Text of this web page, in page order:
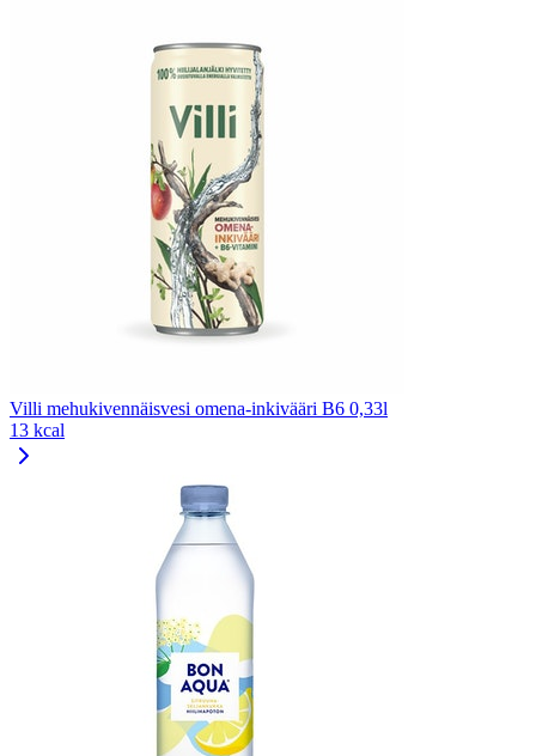
Villi mehukivennäisvesi omena-inkivääri B6 0,33l
13 kcal